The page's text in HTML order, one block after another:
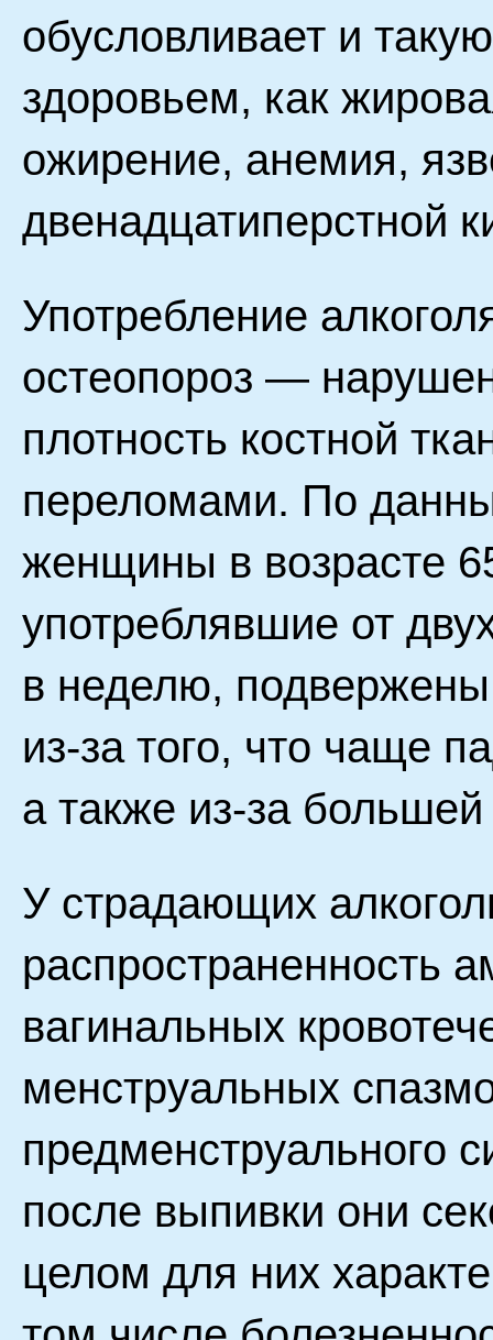
обусловливает и
здоровьем, как
ожирение, анемия,
двенадцатиперстной
Употребление
остеопороз —
плотность костной
переломами. По
женщины в возрасте
употреблявшие от
в неделю,
из-за того, что чаще
а также из-за большей
У страдающих
распространенность
вагинальных
менструальных
предменструального
после выпивки они
целом для них